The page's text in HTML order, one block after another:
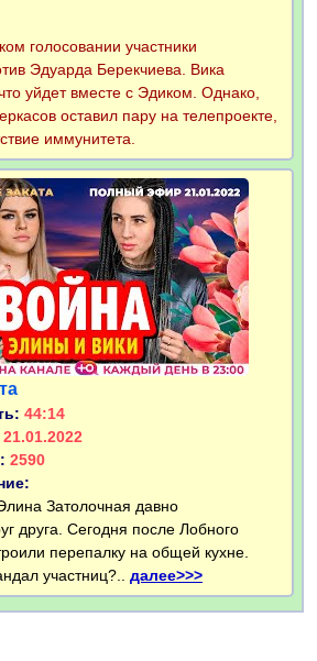
голосовании участники
Эдуарда Берекчиева. Вика
уйдет вместе с Эдиком. Однако,
оставил пару на телепроекте,
иммунитета.
44:14
21.01.2022
2590
Затолочная давно
друга. Сегодня после Лобного
перепалку на общей кухне.
участниц?.. далее>>>